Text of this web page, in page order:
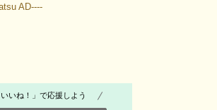
AD----
いね！」で応援しよう